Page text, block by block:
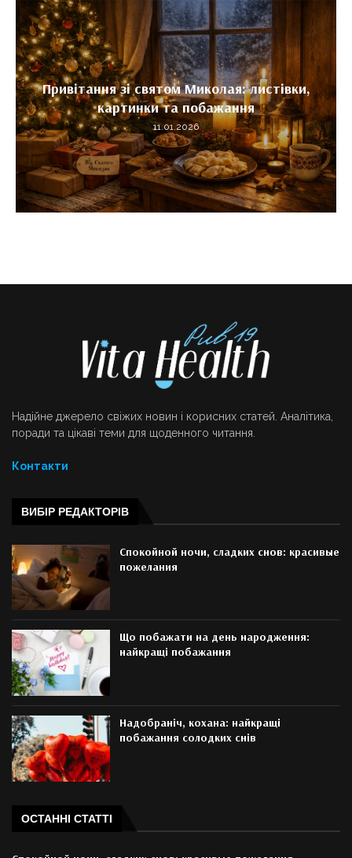
Привітання зі святом Миколая: листівки,
картинки та побажання
11.01.2026
Надійне джерело свіжих новин і корисних статей. Аналітика,
поради та цікаві теми для щоденного читання.
Контакти
ВИБІР РЕДАКТОРІВ
Спокойной ночи, сладких снов: красивые
пожелания
Що побажати на день народження:
найкращі побажання
Надобраніч, кохана: найкращі
побажання солодких снів
ОСТАННІ СТАТТІ